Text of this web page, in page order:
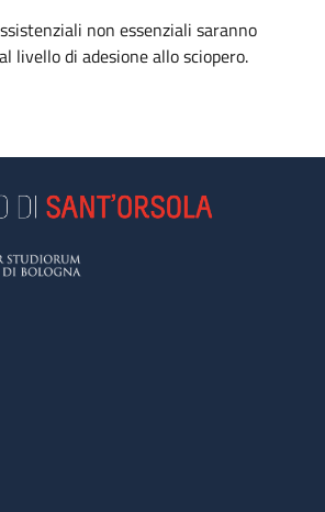
non essenziali saranno
livello di adesione allo sciopero.